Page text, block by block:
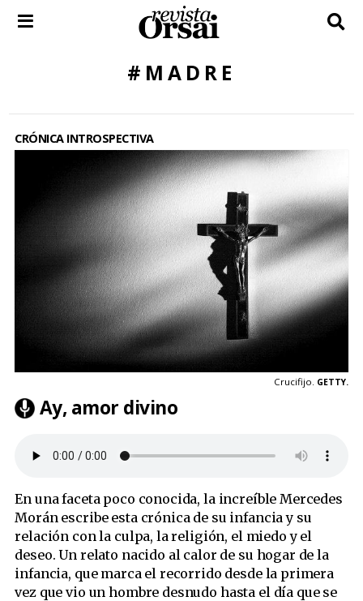
#MADRE
CRÓNICA INTROSPECTIVA
Crucifijo. GETTY.
Ay, amor divino
En una faceta poco conocida, la increíble Mercedes
Morán escribe esta crónica de su infancia y su
relación con la culpa, la religión, el miedo y el
deseo. Un relato nacido al calor de su hogar de la
infancia, que marca el recorrido desde la primera
vez que vio un hombre desnudo hasta el día que se